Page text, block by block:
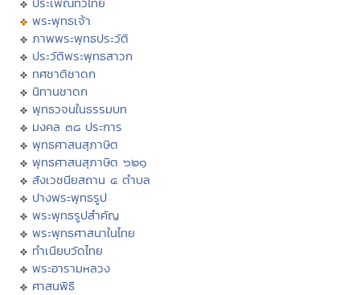
พระพุทธเจ้า
ภาพพระพุทธประวัติ
ประวัติพระพุทธสาวก
ทศชาติชาดก
นิทานชาดก
พุทธวจนในธรรมบท
มงคล ๓๘ ประการ
พุทธศาสนสุภาษิต
พุทธศาสนสุภาษิต ๖๒๑
สังเวชนียสถาน ๔ ตำบล
ปางพระพุทธรูป
พระพุทธรูปสำคัญ
พระพุทธศาสนาในไทย
ทำเนียบวัดไทย
พระอารามหลวง
ศาสนพิธี